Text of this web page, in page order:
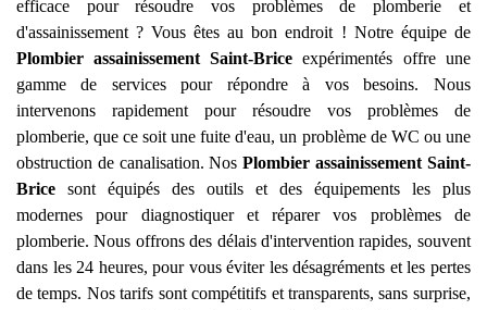
efficace pour résoudre vos problèmes de plomberie et
d'assainissement ? Vous êtes au bon endroit ! Notre équipe de
Plombier assainissement Saint-Brice expérimentés offre une
gamme de services pour répondre à vos besoins. Nous
intervenons rapidement pour résoudre vos problèmes de
plomberie, que ce soit une fuite d'eau, un problème de WC ou une
obstruction de canalisation. NosPlombier assainissement Saint-
Brice sont équipés des outils et des équipements les plus
modernes pour diagnostiquer et réparer vos problèmes de
plomberie. Nous offrons des délais d'intervention rapides, souvent
dans les 24 heures, pour vous éviter les désagréments et les pertes
de temps. Nos tarifs sont compétitifs et transparents, sans surprise,